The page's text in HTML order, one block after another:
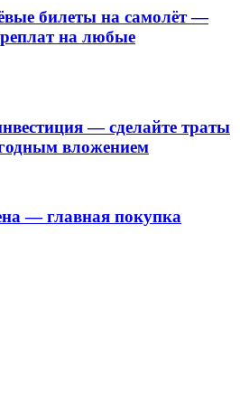
билеты на самолёт —
на любые
— сделайте траты
вложением
— главная покупка